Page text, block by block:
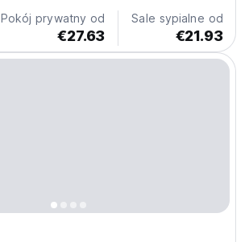
Pokój prywatny od
€27.63
Sale sypialne od
€21.93